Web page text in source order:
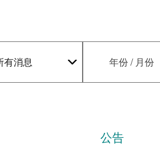
有消息 年份 / 月份
公告